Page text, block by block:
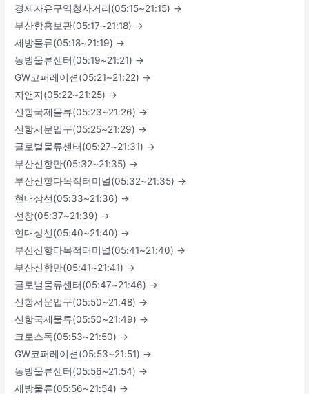
경제자유구역청사거리(05:15~21:15) →
부산항홍보관(05:17~21:18) →
세방물류(05:18~21:19) →
동방물류센터(05:19~21:21) →
GW코퍼레이션(05:21~21:22) →
지앤지(05:22~21:25) →
신항국제물류(05:23~21:26) →
신항서문입구(05:25~21:29) →
글로벌물류센터(05:27~21:31) →
부산신항만(05:32~21:35) →
부산신항다목적터미널(05:32~21:35) →
현대상선(05:33~21:36) →
선창(05:37~21:39) →
현대상선(05:40~21:40) →
부산신항다목적터미널(05:41~21:40) →
부산신항만(05:41~21:41) →
글로벌물류센터(05:47~21:46) →
신항서문입구(05:50~21:48) →
신항국제물류(05:50~21:49) →
크로스독(05:53~21:50) →
GW코퍼레이션(05:53~21:51) →
동방물류센터(05:56~21:54) →
세방물류(05:56~21:54) →